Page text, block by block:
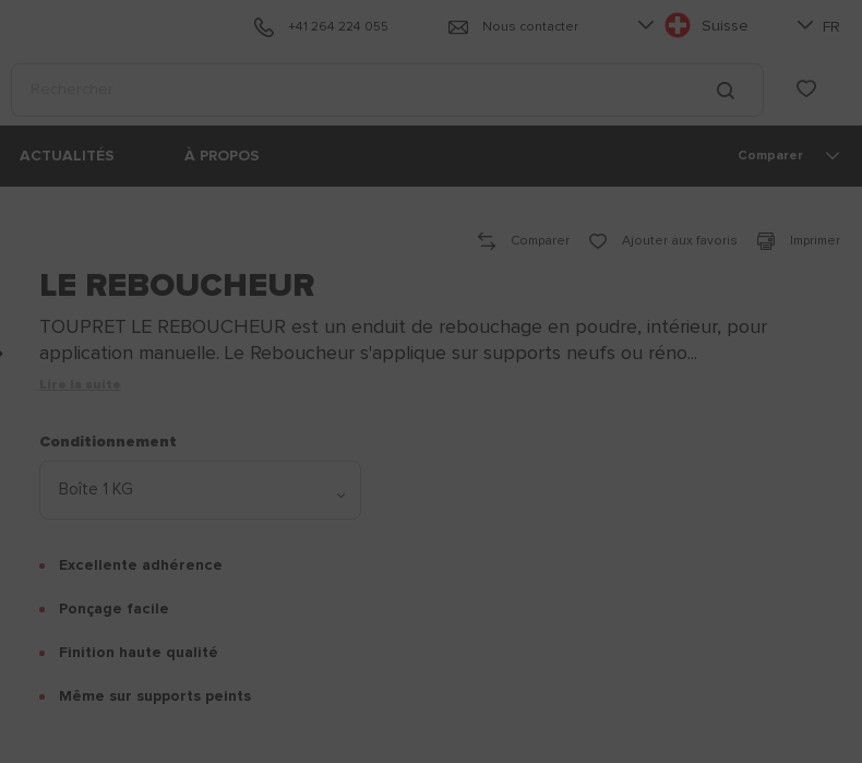
+41 264 224 055 Nous contacter Choisissez votre langue
Suisse FR
Lancer la
ACTUALITÉS À PROPOS Comparer
Comparer
Ajouter aux favoris Imprimer
LE REBOUCHEUR
TOUPRET LE REBOUCHEUR est un enduit de rebouchage en poudre, intérieur, pour
application manuelle. Le Reboucheur s'applique sur supports neufs ou réno...
Conditionnement
Excellente adhérence
Ponçage facile
Finition haute qualité
Même sur supports peints